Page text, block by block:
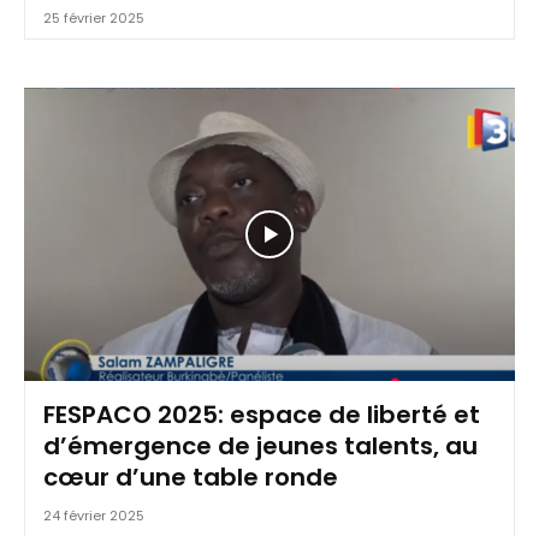
25 février 2025
FESPACO 2025: espace de liberté et
d’émergence de jeunes talents, au
cœur d’une table ronde
24 février 2025